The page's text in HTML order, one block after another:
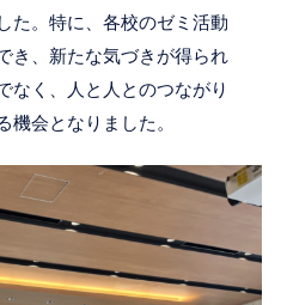
た。特に、各校のゼミ活動
き、新たな気づきが得られ
なく、人と人とのつながり
機会となりました。